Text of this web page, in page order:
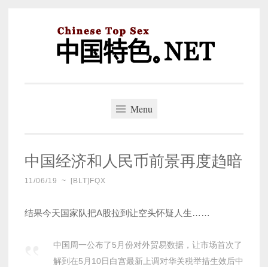
Menu
中国经济和人民币前景再度趋暗
11/06/19 ~ [BLT]FQX
结果今天国家队把A股拉到让空头怀疑人生……
中国周一公布了5月份对外贸易数据，让市场首次了
解到在5月10日白宫最新上调对华关税举措生效后中